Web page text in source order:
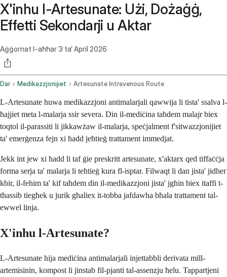
X'inhu l-Artesunate: Użi, Dożaġġ,
Effetti Sekondarji u Aktar
Aġġornat l-aħħar3 ta’ April 2026
Dar Medikazzjonijiet Artesunate Intravenous Route
L-Artesunate huwa medikazzjoni antimalarjali qawwija li tista' ssalva l-
ħajjiet meta l-malarja ssir severa. Din il-mediċina taħdem malajr biex
toqtol il-parassiti li jikkawżaw il-malarja, speċjalment f'sitwazzjonijiet
ta' emerġenza fejn xi ħadd jeħtieġ trattament immedjat.
Jekk int jew xi ħadd li taf ġie preskritt artesunate, x'aktarx qed tiffaċċja
forma serja ta' malarja li teħtieġ kura fl-isptar. Filwaqt li dan jista' jidher
kbir, il-fehim ta' kif taħdem din il-medikazzjoni jista' jgħin biex itaffi t-
tħassib tiegħek u jurik għaliex it-tobba jafdawha bħala trattament tal-
ewwel linja.
X'inhu l-Artesunate?
L-Artesunate hija mediċina antimalarjali injettabbli derivata mill-
artemisinin, kompost li jinstab fil-pjanti tal-assenzju ħelu. Tappartjeni